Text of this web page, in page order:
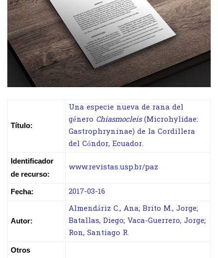
Título:
Una especie nueva de rana del
género Chiasmocleis(Microhylidae:
Gastrophryninae) de la Cordillera
del Cóndor, Ecuador.
Identificador
de recurso:
www.revistas.usp.br/paz
Fecha: 2017-03-16
Autor:
Almendáriz C., Ana; Brito M., Jorge;
Batallas, Diego; Vaca-Guerrero, Jorge;
Ron, Santiago R.
Otros